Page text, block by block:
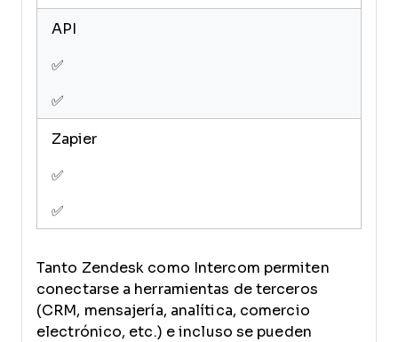
API
✅
✅
Zapier
✅
✅
Tanto Zendesk como Intercom permiten
conectarse a herramientas de terceros
(CRM, mensajería, analítica, comercio
electrónico, etc.) e incluso se pueden